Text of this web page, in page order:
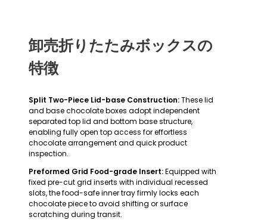
卸売折りたたみボックスの
特徴
Split Two-Piece Lid-base Construction:These lid
and base chocolate boxes adopt independent
separated top lid and bottom base structure,
enabling fully open top access for effortless
chocolate arrangement and quick product
inspection.
Preformed Grid Food-grade Insert:Equipped with
fixed pre-cut grid inserts with individual recessed
slots, the food-safe inner tray firmly locks each
chocolate piece to avoid shifting or surface
scratching during transit.